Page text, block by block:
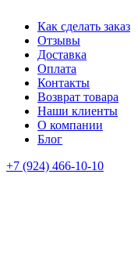
Как сделать заказ
Отзывы
Доставка
Оплата
Контакты
Возврат товара
Наши клиенты
О компании
Блог
+7 (924) 466-10-10